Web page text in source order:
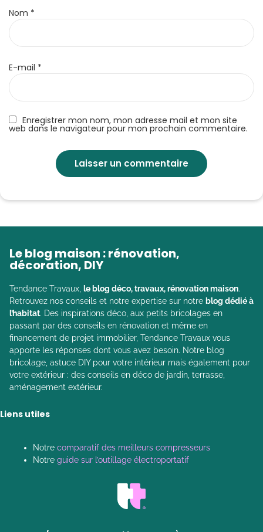
Enregistrer mon nom, mon adresse mail et mon site
web dans le navigateur pour mon prochain commentaire.
Nom *
E-mail *
Le blog maison : rénovation,
décoration, DIY
Tendance Travaux, le blog déco, travaux, rénovation maison.
Retrouvez nos conseils et notre expertise sur notre blog dédié à
l’habitat. Des inspirations déco, aux petits bricolages en
passant par des conseils en rénovation et même en
financement de projet immobilier, Tendance Travaux vous
apporte les réponses dont vous avez besoin. Notre blog
bricolage, astuce DIY pour votre intérieur mais également pour
votre extérieur : des conseils en déco de jardin, terrasse,
aménagement extérieur.
Liens utiles
Notre comparatif des meilleurs compresseurs
Notre guide sur l’outillage électroportatif